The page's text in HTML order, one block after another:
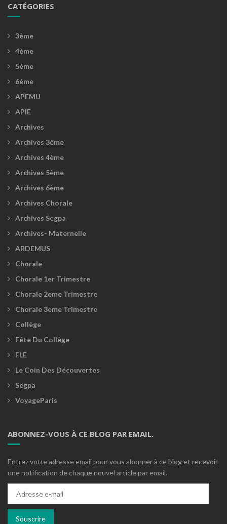
CATÉGORIES
3ème
4ème
5ème
6ème
APEMU
APIE
Archives
Archives 3ème
Archives 4ème
Archives 5ème
Archives 6ème
Archives Chorale
Archives Segpa
Archives- Maternelle
ARDEMUS
Chorale
Chorale 1er Trimestre
Chorale 2eme Trimestre
Chorale 3eme Trimestre
Collège
Fête Du Collège
FLE
Le Coin Des Découvertes
Segpa
VoyageParis
ABONNEZ-VOUS À CE BLOG PAR EMAIL.
Entrez votre adresse email pour vous abonner à ce blog et recevoir
une notification de chaque nouvel article par email.
mail
Souscrire